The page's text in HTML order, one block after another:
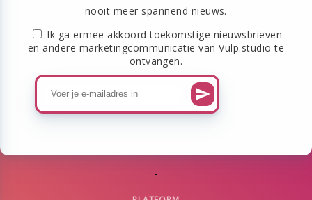
nooit meer spannend nieuws.
Ik ga ermee akkoord toekomstige nieuwsbrieven
en andere marketingcommunicatie van Vulp.studio te
ontvangen.